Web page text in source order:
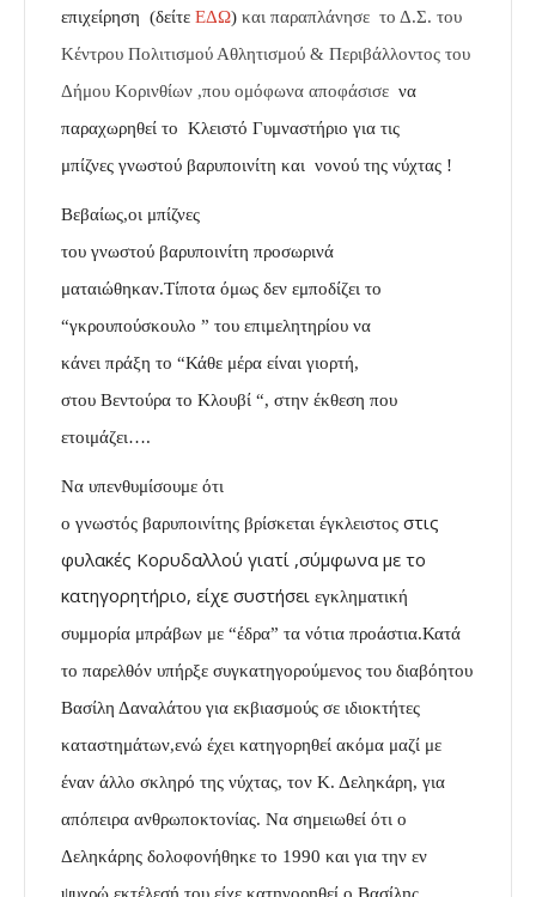
επιχείρηση (δείτε ΕΔΩ) και παραπλάνησε το Δ.Σ. του
Κέντρου Πολιτισμού Αθλητισμού & Περιβάλλοντος του
Δήμου Κορινθίων ,που ομόφωνα αποφάσισε να
παραχωρηθεί το Κλειστό Γυμναστήριο για τις
μπίζνες γνωστού βαρυποινίτη και νονού της νύχτας !
Βεβαίως,οι μπίζνες
του γνωστού βαρυποινίτη προσωρινά
ματαιώθηκαν.Τίποτα όμως δεν εμποδίζει το
“γκρουπούσκουλο ” του επιμελητηρίου να
κάνει πράξη το “Κάθε μέρα είναι γιορτή,
στου Βεντούρα το Κλουβί “, στην έκθεση που
ετοιμάζει….
Να υπενθυμίσουμε ότι
ο γνωστός βαρυποινίτης βρίσκεται έγκλειστος στις
φυλακές Κορυδαλλού γιατί ,σύμφωνα με το
κατηγορητήριο, είχε συστήσει εγκληματική
συμμορία μπράβων με “έδρα” τα νότια προάστια.Κατά
το παρελθόν υπήρξε συγκατηγορούμενος του διαβόητου
Βασίλη Δαναλάτου για εκβιασμούς σε ιδιοκτήτες
καταστημάτων,ενώ έχει κατηγορηθεί ακόμα μαζί με
έναν άλλο σκληρό της νύχτας, τον Κ. Δεληκάρη, για
απόπειρα ανθρωποκτονίας. Να σημειωθεί ότι ο
Δεληκάρης δολοφονήθηκε το 1990 και για την εν